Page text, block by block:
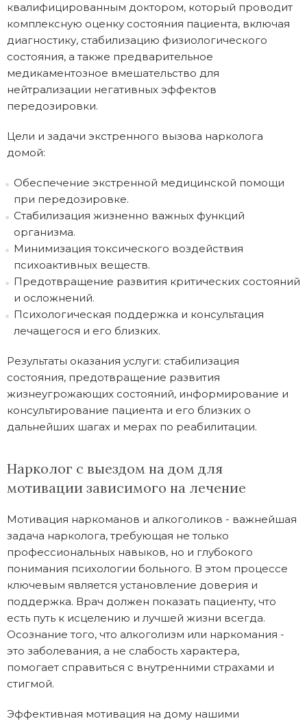
квалифицированным доктором, который проводит
комплексную оценку состояния пациента, включая
диагностику, стабилизацию физиологического
состояния, а также предварительное
медикаментозное вмешательство для
нейтрализации негативных эффектов
передозировки.
Цели и задачи экстренного вызова нарколога
домой:
Обеспечение экстренной медицинской помощи
при передозировке.
Стабилизация жизненно важных функций
организма.
Минимизация токсического воздействия
психоактивных веществ.
Предотвращение развития критических состояний
и осложнений.
Психологическая поддержка и консультация
лечащегося и его близких.
Результаты оказания услуги: стабилизация
состояния, предотвращение развития
жизнеугрожающих состояний, информирование и
консультирование пациента и его близких о
дальнейших шагах и мерах по реабилитации.
Нарколог с выездом на дом для
мотивации зависимого на лечение
Мотивация наркоманов и алкоголиков - важнейшая
задача нарколога, требующая не только
профессиональных навыков, но и глубокого
понимания психологии больного. В этом процессе
ключевым является установление доверия и
поддержка. Врач должен показать пациенту, что
есть путь к исцелению и лучшей жизни всегда.
Осознание того, что алкоголизм или наркомания -
это заболевания, а не слабость характера,
помогает справиться с внутренними страхами и
стигмой.
Эффективная мотивация на дому нашими